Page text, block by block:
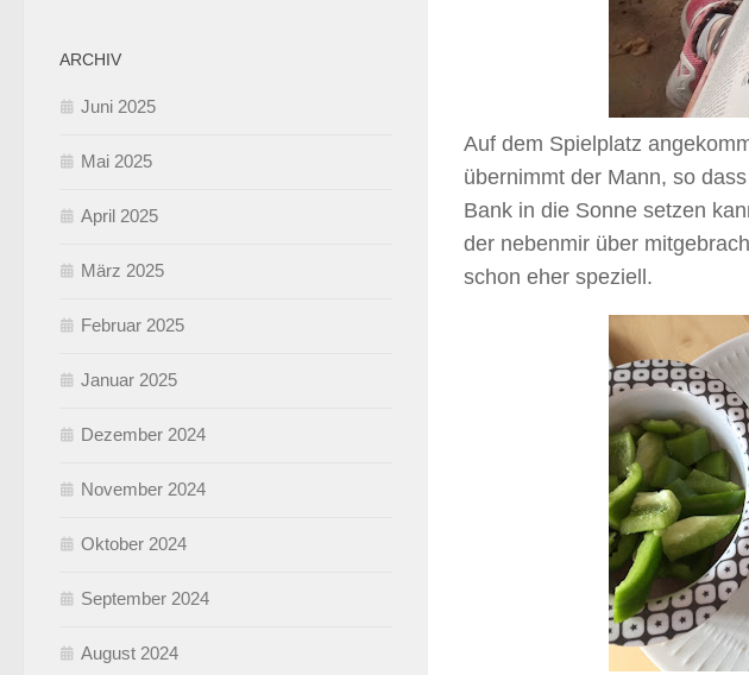
Auf dem Spielplatz
übernimmt der Mann, so
Bank in die Sonne setzen
der nebenmir über
schon eher speziell.
ARCHIV
Juni 2025
Mai 2025
April 2025
März 2025
Februar 2025
Januar 2025
Dezember 2024
November 2024
Oktober 2024
September 2024
August 2024